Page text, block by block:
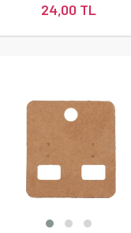
24,00 TL